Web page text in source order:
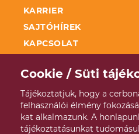
KARRIER
SAJTÓHÍREK
KAPCSOLAT
TÁMOGATÁSA KAP
ADATKEZELÉSI
VISSZAÉLÉS
Cookie / Süti
Tájékoztatjuk, hogy a
felhasználói élmény
kat alkalmazunk. A
tájékoztatásunkat